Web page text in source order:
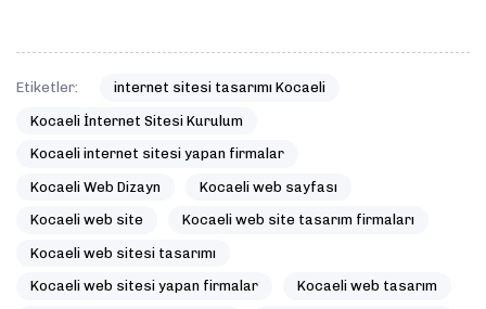
Etiketler: internet sitesi tasarımı Kocaeli
Kocaeli İnternet Sitesi Kurulum
Kocaeli internet sitesi yapan firmalar
Kocaeli Web Dizayn Kocaeli web sayfası
Kocaeli web site Kocaeli web site tasarım firmaları
Kocaeli web sitesi tasarımı
Kocaeli web sitesi yapan firmalar Kocaeli web tasarım